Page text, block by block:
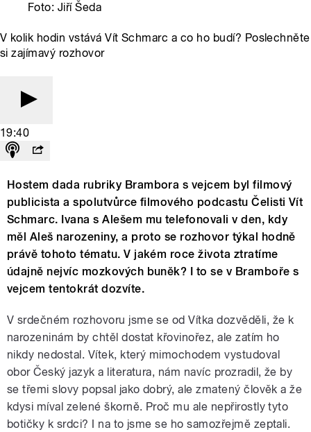
Foto: Jiří Šeda
V kolik hodin vstává Vít Schmarc a co ho budí? Poslechněte
si zajímavý rozhovor
19:40
Hostem dada rubriky Brambora s vejcem byl filmový
publicista a spolutvůrce filmového podcastu Čelisti Vít
Schmarc. Ivana s Alešem mu telefonovali v den, kdy
měl Aleš narozeniny, a proto se rozhovor týkal hodně
právě tohoto tématu. V jakém roce života ztratíme
údajně nejvíc mozkových buněk? I to se v Bramboře s
vejcem tentokrát dozvíte.
V srdečném rozhovoru jsme se od Vítka dozvěděli, že k
narozeninám by chtěl dostat křovinořez, ale zatím ho
nikdy nedostal. Vítek, který mimochodem vystudoval
obor Český jazyk a literatura, nám navíc prozradil, že by
se třemi slovy popsal jako dobrý, ale zmatený člověk a že
kdysi míval zelené škorně. Proč mu ale nepřirostly tyto
botičky k srdci? I na to jsme se ho samozřejmě zeptali.